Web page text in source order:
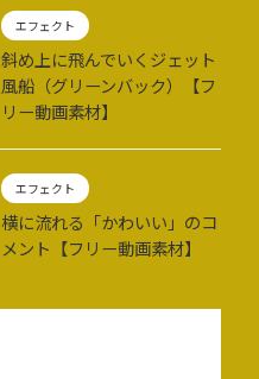
エフェクト
斜め上に飛んでいくジェット
風船（グリーンバック）【フ
リー動画素材】
エフェクト
横に流れる「かわいい」のコ
メント【フリー動画素材】